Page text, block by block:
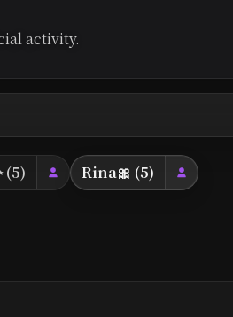
activity.
(5) Rina🎀 (5)